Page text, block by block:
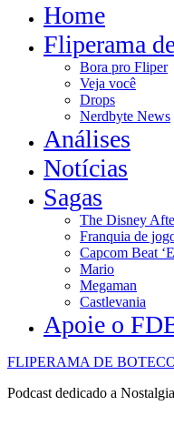
Home
Fliperama
Bora pro Fliper
Veja você
Drops
Nerdbyte News
Análises
Notícias
Sagas
The Disney
Franquia de
Capcom Beat
Mario
Megaman
Castlevania
Apoie o
FLIPERAMA DE
Podcast dedicado a